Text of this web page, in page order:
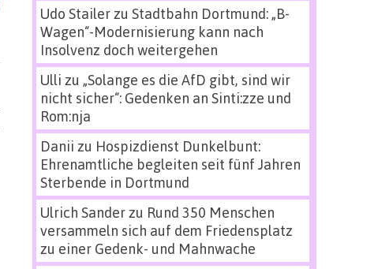
Udo Stailerzu Stadtbahn Dortmund: „B-
Wagen“-Modernisierung kann nach
Insolvenz doch weitergehen
Ulli zu „Solange es die AfD gibt, sind wir
nicht sicher“: Gedenken an Sinti:zze und
Rom:nja
Danii zu Hospizdienst Dunkelbunt:
Ehrenamtliche begleiten seit fünf Jahren
Sterbende in Dortmund
Ulrich Sanderzu Rund 350 Menschen
versammeln sich auf dem Friedensplatz
zu einer Gedenk- und Mahnwache